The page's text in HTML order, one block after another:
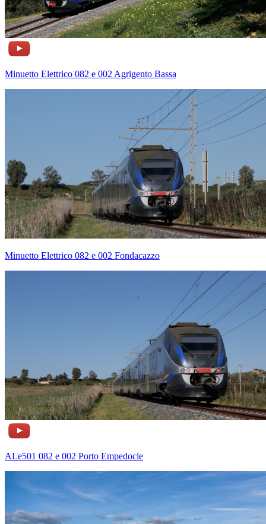
Minuetto Elettrico 082 e 002 Agrigento Bassa
Minuetto Elettrico 082 e 002 Fondacazzo
ALe501 082 e 002 Porto Empedocle